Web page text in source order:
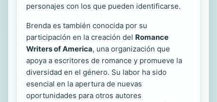
personajes con los que pueden identificarse.
Brenda es también conocida por su
participación en la creación del Romance
Writers of America, una organización que
apoya a escritores de romance y promueve la
diversidad en el género. Su labor ha sido
esencial en la apertura de nuevas
oportunidades para otros autores